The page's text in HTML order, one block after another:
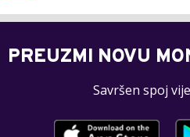
PREUZMI NOVU
Savršen spoj